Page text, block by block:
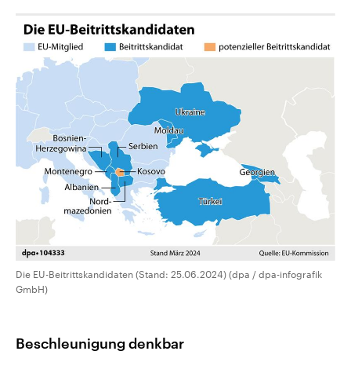
Die EU-Beitrittskandidaten (Stand: 25.06.2024) (dpa / dpa-infografik
GmbH)
Beschleunigung denkbar